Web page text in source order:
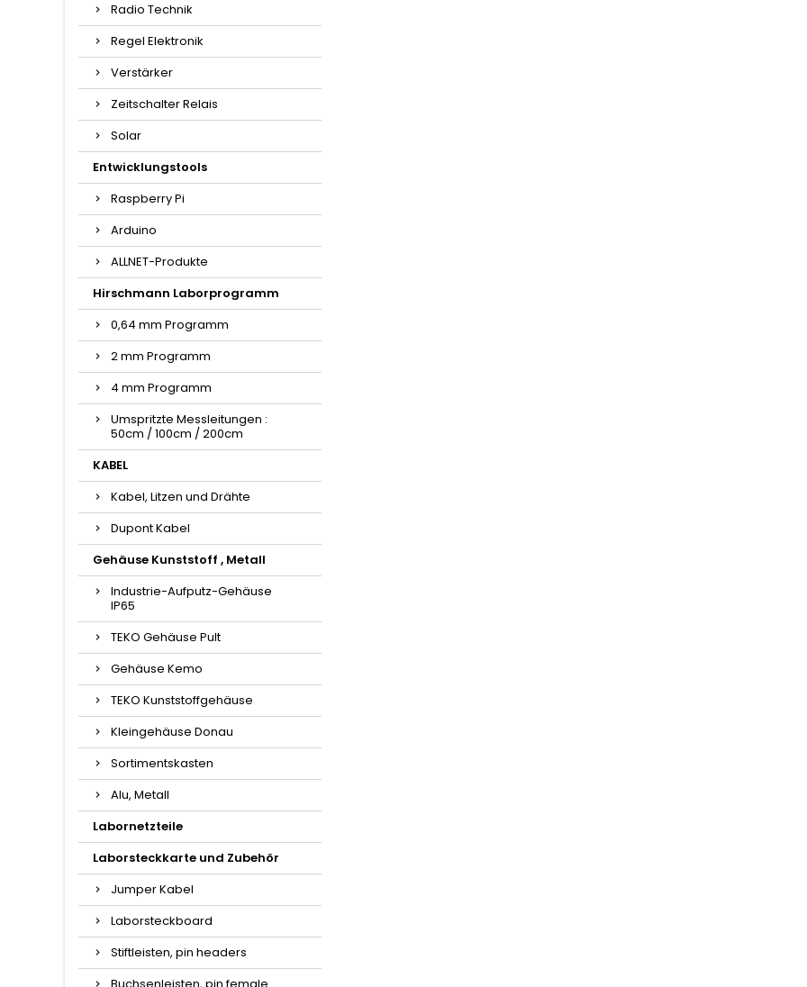
Radio Technik
Regel Elektronik
Verstärker
Zeitschalter Relais
Solar
Entwicklungstools
Raspberry Pi
Arduino
ALLNET-Produkte
Hirschmann Laborprogramm
0,64 mm Programm
2 mm Programm
4 mm Programm
Umspritzte Messleitungen :
50cm / 100cm / 200cm
KABEL
Kabel, Litzen und Drähte
Dupont Kabel
Gehäuse Kunststoff , Metall
Industrie-Aufputz-Gehäuse
IP65
TEKO Gehäuse Pult
Gehäuse Kemo
TEKO Kunststoffgehäuse
Kleingehäuse Donau
Sortimentskasten
Alu, Metall
Labornetzteile
Laborsteckkarte und Zubehör
Jumper Kabel
Laborsteckboard
Stiftleisten, pin headers